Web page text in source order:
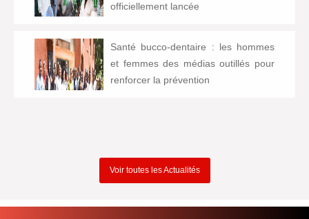
officiellement lancée
Santé bucco-dentaire : les hommes
et femmes des médias outillés pour
renforcer la prévention
Voir toutes les Actualités